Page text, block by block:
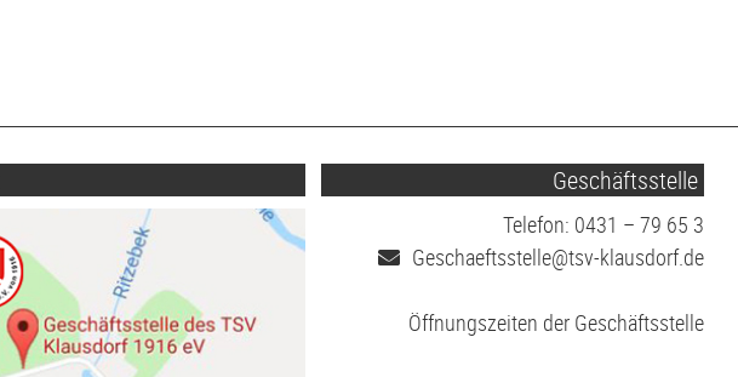
Geschäftsstelle
Telefon: 0431 – 79 65 3
Geschaeftsstelle@tsv-klausdorf.de
Öffnungszeiten der Geschäftsstelle